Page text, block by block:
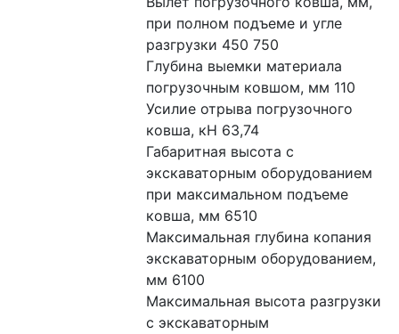
при полном подъеме и угле
разгрузки 450 750
Глубина выемки материала
погрузочным ковшом, мм 110
Усилие отрыва погрузочного
ковша, кН 63,74
Габаритная высота с
экскаваторным оборудованием
при максимальном подъеме
ковша, мм 6510
Максимальная глубина копания
экскаваторным оборудованием,
мм 6100
Максимальная высота разгрузки
с экскаваторным